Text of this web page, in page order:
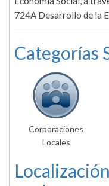
724A Desarrollo de la
Categorías
Corporaciones
Locales